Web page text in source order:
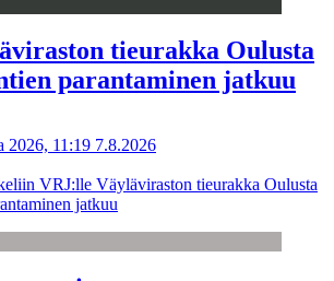
tieurakka Oulusta
parantaminen jatkuu
2026, 11:19 7.8.2026
VRJ:lle Väyläviraston tieurakka Oulusta
jatkuu